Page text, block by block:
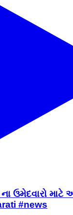
ઉમેદવારો માટે
#news